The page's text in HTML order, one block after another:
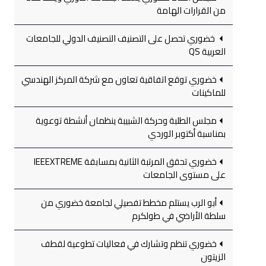
من القرارات الهامة
خضوري تحصل على التصنيف التصنيف الدولي للجامعات
العربية QS
خضوري توقع اتفاقية تعاون مع شركة المركز الهندسي
للماكينات
مجلس الطلبة وحركة الشبيبة ينظمان أنشطة توعوية
بمناسبة أكتوبر الوردي
خضوري تحقق المرتبة الثانية بمسابقة IEEEXTREME
على مستوى الجامعات
أبو الرب يستلم مخطط تفصيلي لجامعة خضوري من
سلطة الأراضي في طولكرم
خضوري تنظم وتشارك في فعاليات تطوعية لقطف
الزيتون